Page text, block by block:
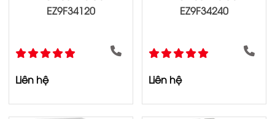
EZ9F34120
Liên hệ
EZ9F34240
Liên hệ